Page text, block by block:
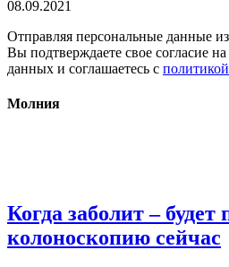
08.09.2021
Отправляя персональные данные
Вы подтверждаете свое согласие
данных и соглашаетесь с
Молния
Когда заболит –
колоноскопию сейчас